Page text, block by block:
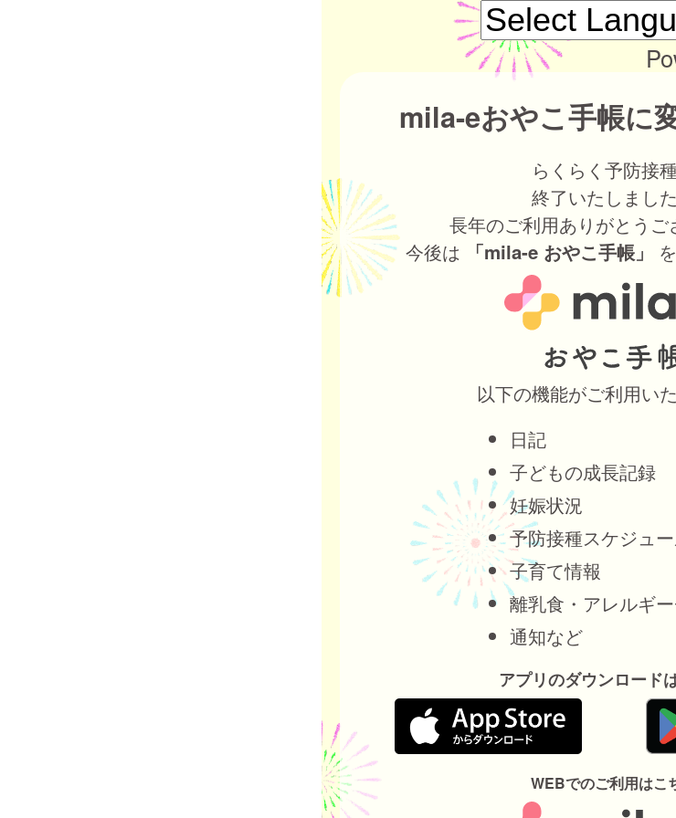
mila-eおやこ手帳に
らくらく予防接
終了いたしました
長年のご利用ありがとうご
今後は
「mila-e おやこ手帳」
以下の機能がご利用い
日記
子どもの成長記録
妊娠状況
予防接種スケジュ
子育て情報
離乳食・アレルギ
通知など
アプリのダウンロード
WEBでのご利用はこ